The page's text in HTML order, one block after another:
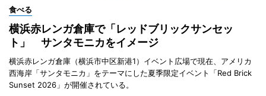
食べる
横浜赤レンガ倉庫で「レッドブリックサンセッ
ト」 サンタモニカをイメージ
横浜赤レンガ倉庫（横浜市中区新港1）イベント広場で現在、アメリカ
西海岸「サンタモニカ」をテーマにした夏季限定イベント「Red Brick
Sunset 2026」が開催されている。